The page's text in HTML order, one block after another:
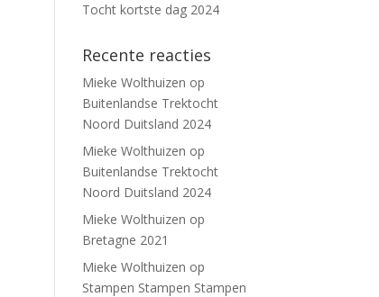
Tocht kortste dag 2024
Recente reacties
Mieke Wolthuizen op
Buitenlandse Trektocht
Noord Duitsland 2024
Mieke Wolthuizen op
Buitenlandse Trektocht
Noord Duitsland 2024
Mieke Wolthuizen op
Bretagne 2021
Mieke Wolthuizen op
Stampen Stampen Stampen